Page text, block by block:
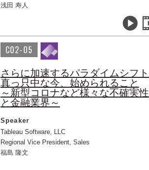
浅田 寿人
C02-05
さらに加速するパラダイムシフト
真っ只中な今、始められること
～新型コロナなど様々な不確実性
と金融業界～
Speaker
Tableau Software, LLC
Regional Vice President, Sales
福島 隆文